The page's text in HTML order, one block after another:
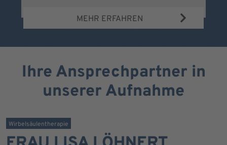
MEHR ERFAHREN
Ihre Ansprechpartner in
unserer Aufnahme
Wirbelsäulentherapie